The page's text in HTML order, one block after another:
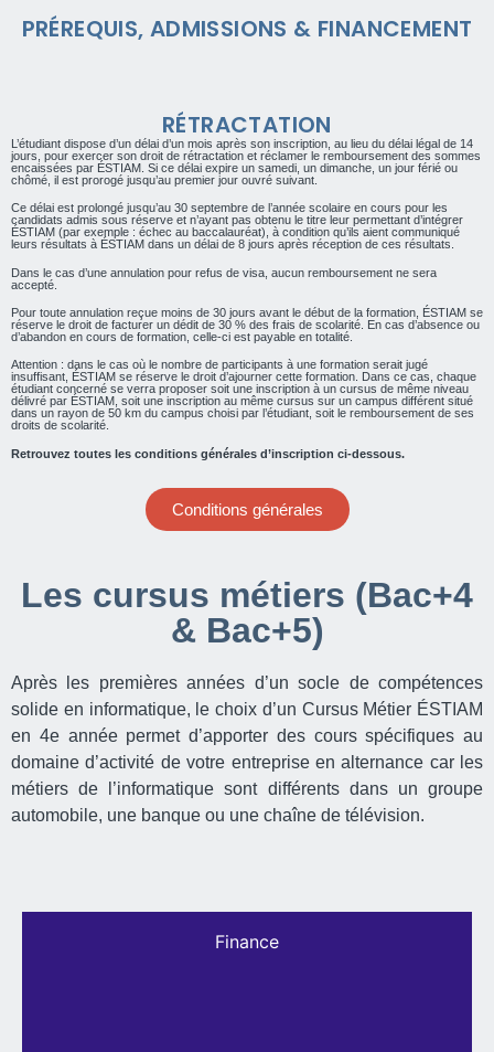
PRÉREQUIS, ADMISSIONS & FINANCEMENT
RÉTRACTATION
L’étudiant dispose d’un délai d’un mois après son inscription, au lieu du délai légal de 14
jours, pour exercer son droit de rétractation et réclamer le remboursement des sommes
encaissées par ÉSTIAM. Si ce délai expire un samedi, un dimanche, un jour férié ou
chômé, il est prorogé jusqu’au premier jour ouvré suivant.
Ce délai est prolongé jusqu’au 30 septembre de l’année scolaire en cours pour les
candidats admis sous réserve et n’ayant pas obtenu le titre leur permettant d’intégrer
ÉSTIAM (par exemple : échec au baccalauréat), à condition qu’ils aient communiqué
leurs résultats à ÉSTIAM dans un délai de 8 jours après réception de ces résultats.
Dans le cas d’une annulation pour refus de visa, aucun remboursement ne sera
accepté.
Pour toute annulation reçue moins de 30 jours avant le début de la formation, ÉSTIAM se
réserve le droit de facturer un dédit de 30 % des frais de scolarité. En cas d’absence ou
d’abandon en cours de formation, celle-ci est payable en totalité.
Attention : dans le cas où le nombre de participants à une formation serait jugé
insuffisant, ÉSTIAM se réserve le droit d’ajourner cette formation. Dans ce cas, chaque
étudiant concerné se verra proposer soit une inscription à un cursus de même niveau
délivré par ÉSTIAM, soit une inscription au même cursus sur un campus différent situé
dans un rayon de 50 km du campus choisi par l’étudiant, soit le remboursement de ses
droits de scolarité.
Retrouvez toutes les conditions générales d’inscription ci-dessous.
Conditions générales
Les cursus métiers (Bac+4
& Bac+5)
Après les premières années d’un socle de compétences
solide en informatique, le choix d’un Cursus Métier ÉSTIAM
en 4e année permet d’apporter des cours spécifiques au
domaine d’activité de votre entreprise en alternance car les
métiers de l’informatique sont différents dans un groupe
automobile, une banque ou une chaîne de télévision.
Finance